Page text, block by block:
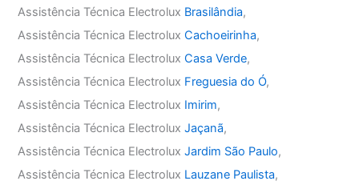
Assistência Técnica Electrolux Brasilândia,
Assistência Técnica ElectroluxCachoeirinha,
Assistência Técnica ElectroluxCasa Verde,
Assistência Técnica Electrolux Freguesia do Ó,
Assistência Técnica Electrolux Imirim,
Assistência Técnica ElectroluxJaçanã,
Assistência Técnica ElectroluxJardim São Paulo,
Assistência Técnica Electrolux Lauzane Paulista,